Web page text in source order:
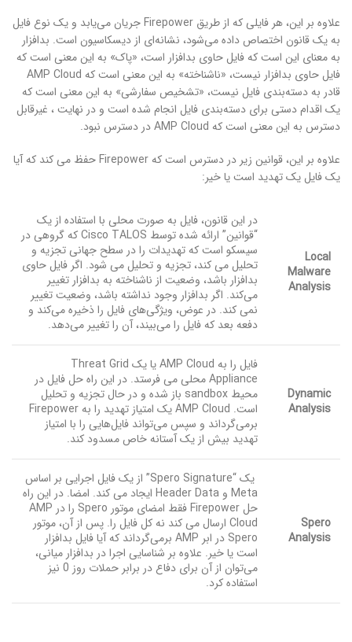
علاوه بر این، هر فایلی که از طریق Firepower جریان می‌یابد و یک نوع فایل
به یک قانون اختصاص داده می‌شود، نشانه‌ای از دیسکاسیون است. بدافزار
به معنای این است که فایل حاوی بدافزار است، «پاک» به این معنی است که
فایل حاوی بدافزار نیست، «ناشناخته» به این معنی است که AMP Cloud
قادر به دسته‌بندی فایل نیست، «تشخیص سفارشی» به این معنی است که
یک اقدام دستی برای دسته‌بندی فایل انجام شده است و در نهایت ، غیرقابل
دسترس به این معنی است که AMP Cloud در دسترس نبود.
علاوه بر این، قوانین زیر در دسترس است که Firepower حفظ می کند که آیا
یک فایل یک تهدید است یا خیر:
Local
Malware
Analysis
در این قانون، فایل به صورت محلی با استفاده از یک
“قوانین” ارائه شده توسط Cisco TALOS که گروهی در
سیسکو است که تهدیدات را در سطح جهانی تجزیه و
تحلیل می کند، تجزیه و تحلیل می شود. اگر فایل حاوی
بدافزار باشد، وضعیت از ناشناخته به بدافزار تغییر
می‌کند. اگر بدافزار وجود نداشته باشد، وضعیت تغییر
نمی کند. در عوض، ویژگی‌های فایل را ذخیره می‌کند و
دفعه بعد که فایل را می‌بیند، آن را تغییر می‌دهد.
Dynamic
Analysis
فایل را به AMP Cloud یا یک Threat Grid
Appliance محلی می فرستد. در این راه حل فایل در
محیط sandbox باز شده و در حال تجزیه و تحلیل
است. AMP Cloud یک امتیاز تهدید را به Firepower
برمی‌گرداند و سپس می‌تواند فایل‌هایی را با امتیاز
تهدید بیش از یک آستانه خاص مسدود کند.
Spero
Analysis
یک “Spero Signature” از یک فایل اجرایی بر اساس
Meta و Header Data ایجاد می کند. امضا. در این راه
حل Firepower فقط امضای موتور Spero را در AMP
Cloud ارسال می کند نه کل فایل را. پس از آن، موتور
Spero در ابر AMP برمی‌گرداند که آیا فایل بدافزار
است یا خیر. علاوه بر شناسایی اجرا در بدافزار میانی،
می‌توان از آن برای دفاع در برابر حملات روز 0 نیز
استفاده کرد.